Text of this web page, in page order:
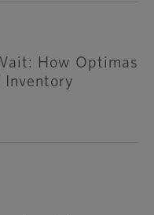
How Optimas
Inventory